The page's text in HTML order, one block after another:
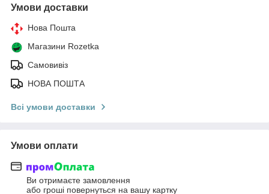
Умови доставки
Нова Пошта
Магазини Rozetka
Самовивіз
НОВА ПОШТА
Всі умови доставки
Умови оплати
Ви отримаєте замовлення
або гроші повернуться на вашу картку